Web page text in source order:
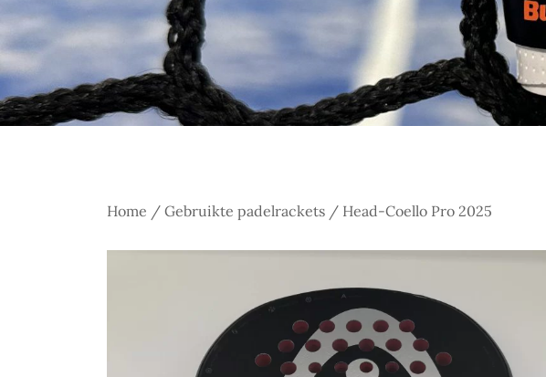
Home / Gebruikte padelrackets / Head-Coello Pro 2025